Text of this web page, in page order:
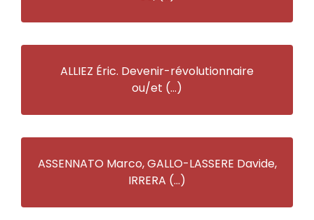
ALLIEZ Éric. Devenir-révolutionnaire
ou/et (…)
ASSENNATO Marco, GALLO-LASSERE Davide,
IRRERA (…)